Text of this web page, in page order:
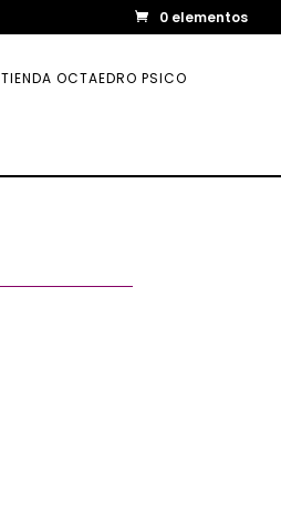
0 elementos
TIENDA OCTAEDRO PSICO